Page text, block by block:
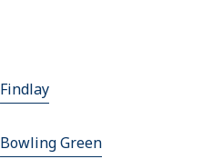
Findlay
Bowling Green